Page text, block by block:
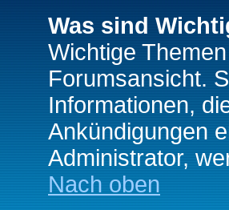
Was sind
Wichtige
Forumsansicht.
Informationen,
Ankündigungen
Administrator,
Nach oben